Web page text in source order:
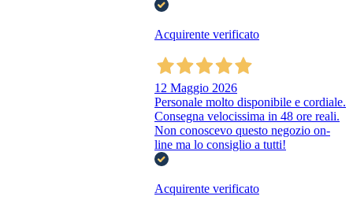
Acquirente verificato
12 Maggio 2026
Personale molto disponibile e cordiale.
Consegna velocissima in 48 ore reali.
Non conoscevo questo negozio on-
line ma lo consiglio a tutti!
Acquirente verificato